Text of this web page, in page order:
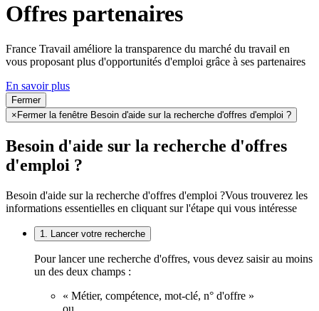
Offres partenaires
France Travail améliore la transparence du marché du travail en
vous proposant plus d'opportunités d'emploi grâce à ses partenaires
En savoir plus
Fermer
×Fermer la fenêtre Besoin d'aide sur la recherche d'offres d'emploi ?
Besoin d'aide sur la recherche d'offres
d'emploi ?
Besoin d'aide sur la recherche d'offres d'emploi ?Vous trouverez les
informations essentielles en cliquant sur l'étape qui vous intéresse
1. Lancer votre recherche
Pour lancer une recherche d'offres, vous devez saisir au moins
un des deux champs :
« Métier, compétence, mot-clé, n° d'offre »
ou